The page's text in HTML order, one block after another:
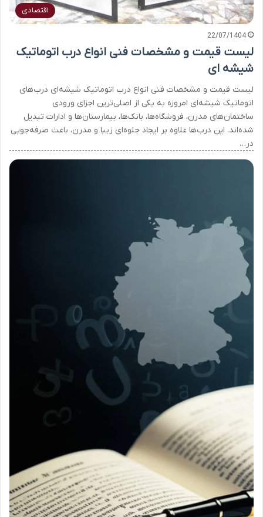
اقتصادی
22/07/1404
لیست قیمت و مشخصات فنی انواع درب اتوماتیک
شیشه ای
لیست قیمت و مشخصات فنی انواع درب اتوماتیک شیشه‌ای درب‌های
اتوماتیک شیشه‌ای امروزه به یکی از اصلی‌ترین اجزای ورودی
ساختمان‌های مدرن، فروشگاه‌ها، بانک‌ها، بیمارستان‌ها و ادارات تبدیل
شده‌اند. این درب‌ها علاوه بر ایجاد جلوه‌ای زیبا و مدرن، باعث صرفه‌جویی
در…